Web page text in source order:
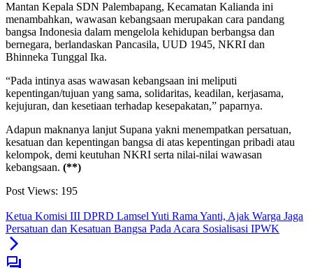
Mantan Kepala SDN Palembapang, Kecamatan Kalianda ini
menambahkan, wawasan kebangsaan merupakan cara pandang
bangsa Indonesia dalam mengelola kehidupan berbangsa dan
bernegara, berlandaskan Pancasila, UUD 1945, NKRI dan
Bhinneka Tunggal Ika.
“Pada intinya asas wawasan kebangsaan ini meliputi
kepentingan/tujuan yang sama, solidaritas, keadilan, kerjasama,
kejujuran, dan kesetiaan terhadap kesepakatan,” paparnya.
Adapun maknanya lanjut Supana yakni menempatkan persatuan,
kesatuan dan kepentingan bangsa di atas kepentingan pribadi atau
kelompok, demi keutuhan NKRI serta nilai-nilai wawasan
kebangsaan. (**)
Post Views: 195
Ketua Komisi III DPRD Lamsel Yuti Rama Yanti, Ajak Warga Jaga
Persatuan dan Kesatuan Bangsa Pada Acara Sosialisasi IPWK